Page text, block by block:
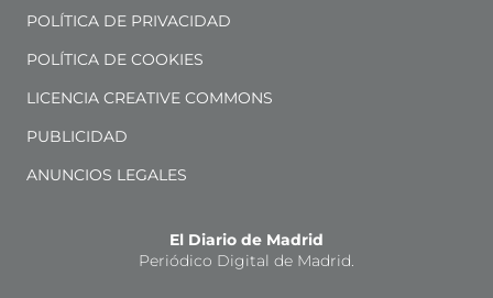
POLÍTICA DE PRIVACIDAD
POLÍTICA DE COOKIES
LICENCIA CREATIVE COMMONS
PUBLICIDAD
ANUNCIOS LEGALES
El Diario de Madrid
Periódico Digital de Madrid.